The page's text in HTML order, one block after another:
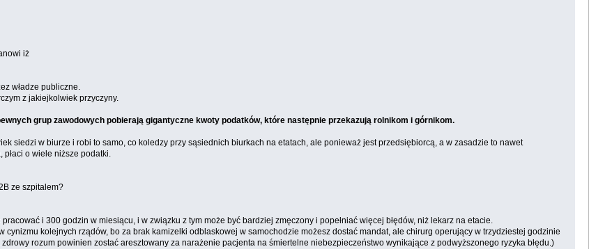
iż
władze publiczne.
z jakiejkolwiek przyczyny.
grup zawodowych pobierają gigantyczne kwoty podatków, które następnie przekazują rolnikom i górnikom.
siedzi w biurze i robi to samo, co koledzy przy sąsiednich biurkach na etatach, ale ponieważ jest przedsiębiorcą, a w zasadzie to nawet
o wiele niższe podatki.
ze szpitalem?
i 300 godzin w miesiącu, i w związku z tym może być bardziej zmęczony i popełniać więcej błędów, niż lekarz na etacie.
cynizmu kolejnych rządów, bo za brak kamizelki odblaskowej w samochodzie możesz dostać mandat, ale chirurg operujący w trzydziestej godzinie
rozum powinien zostać aresztowany za narażenie pacjenta na śmiertelne niebezpieczeństwo wynikające z podwyższonego ryzyka błędu.)